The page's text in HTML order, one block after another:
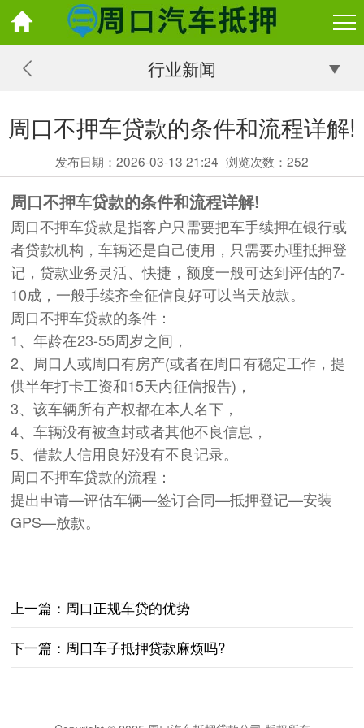
行业新闻
周口不押车贷款的条件和流程详解!
发布日期：2026-03-13 21:24 浏览次数： 252
周口不押车贷款的条件和流程详解!
周口不押车贷款是指客户只需要把车手续押在银行或
者贷款机构，车辆还是自己使用，只需要办理抵押登
记，贷款业务灵活、快捷，额度一般可达到评估的7-
10成，一般手续齐全征信良好可以当天放款。
周口不押车贷款的条件：
1、年龄在23-55周岁之间，
2、周口人或周口有房产(或者在周口有稳定工作，提
供半年打卡工资和15天内征信报告)，
3、该车辆所有产权都在本人名下，
4、车辆没有被查封或者其他不良信息，
5、借款人信用良好没有不良记录。
周口不押车贷款的流程：
提出申请—评估车辆—签订合同—抵押登记—安装
GPS—放款。
上一篇：周口正规车贷的优势
下一篇：周口车子抵押贷款麻烦吗?